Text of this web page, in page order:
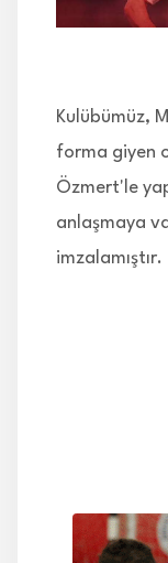
Kulübümüz,
forma giyen
Özmert'le
anlaşmaya
imzalamıştır.